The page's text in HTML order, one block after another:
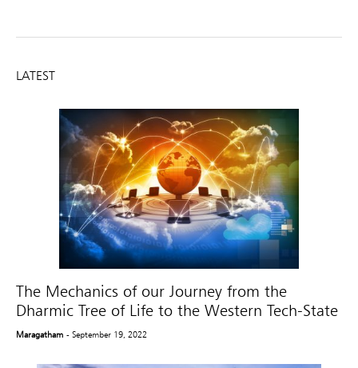
LATEST
The Mechanics of our Journey from the
Dharmic Tree of Life to the Western Tech-State
Maragatham - September 19, 2022